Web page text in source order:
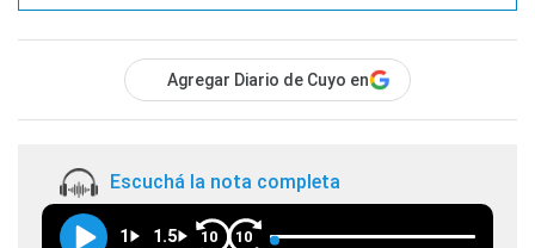
Agregar Diario de Cuyo en
Escuchá la nota completa
1 1.5 10 10